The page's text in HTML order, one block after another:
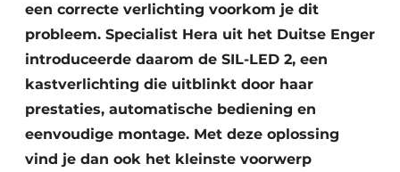
een correcte verlichting voorkom je dit
probleem. Specialist Hera uit het Duitse Enger
introduceerde daarom de SIL-LED 2, een
kastverlichting die uitblinkt door haar
prestaties, automatische bediening en
eenvoudige montage. Met deze oplossing
vind je dan ook het kleinste voorwerp